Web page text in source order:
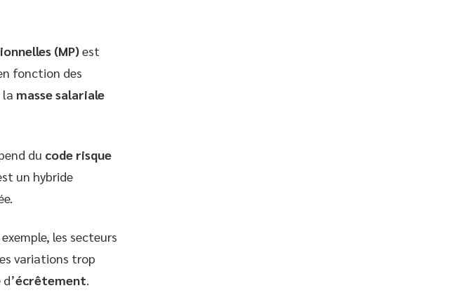
(MP)est
fonction des
la masse salariale
du code risque
un hybride
exemple, les secteurs
variations trop
écrêtement.